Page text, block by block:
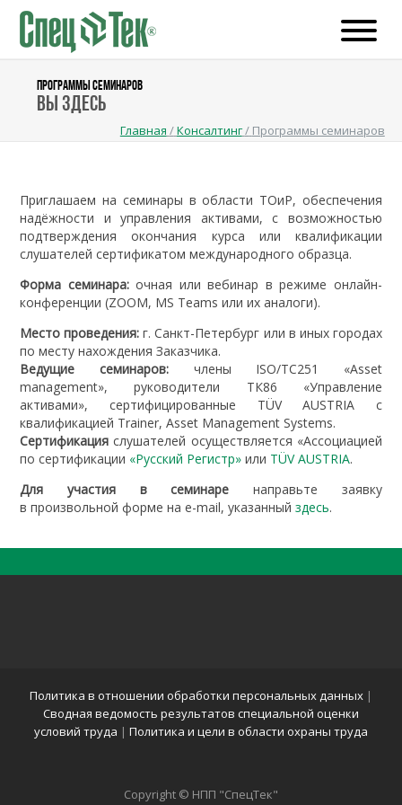
ПРОГРАММЫ СЕМИНАРОВ
Вы здесь
Главная /Консалтинг/ Программы семинаров
Приглашаем на семинары в области ТОиР, обеспечения
надёжности и управления активами, с возможностью
подтверждения окончания курса или квалификации
слушателей сертификатом международного образца.
Форма семинара:очная или вебинар в режиме онлайн-
конференции (ZOOM, MS Teams или их аналоги).
Место проведения: г. Санкт-Петербург или в иных городах
по месту нахождения Заказчика.
Ведущие семинаров:члены ISO/TC251 «Asset
management», руководители ТК86 «Управление
активами», сертифицированные TÜV AUSTRIA с
квалификацией Trainer, Asset Management Systems.
Сертификация слушателей осуществляется «Ассоциацией
по сертификации «Русский Регистр» или TÜV AUSTRIA.
Для участия в семинаре направьте заявку
в произвольной форме на e-mail, указанныйздесь.
Политика в отношении обработки персональных данных |
Сводная ведомость результатов специальной оценки
условий труда | Политика и цели в области охраны труда
Copyright © НПП "СпецТек"